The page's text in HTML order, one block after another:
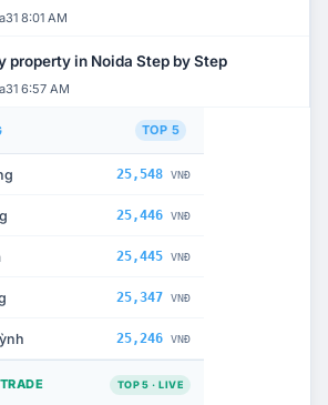
8:01 AM
property in Noida Step by Step
6:57 AM
TOP 5
25,548 VNĐ
25,446 VNĐ
25,445 VNĐ
25,347 VNĐ
25,246 VNĐ
TOP 5 · LIVE